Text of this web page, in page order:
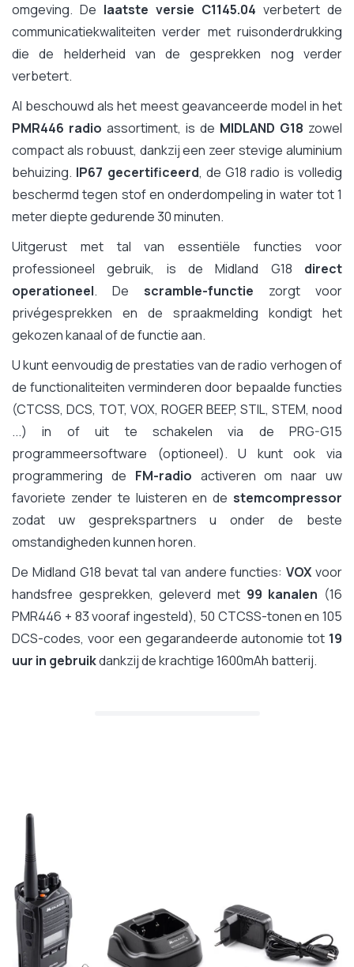
omgeving. De laatste versie C1145.04 verbetert de
communicatiekwaliteiten verder met ruisonderdrukking
die de helderheid van de gesprekken nog verder
verbetert.
Al beschouwd als het meest geavanceerde model in het
PMR446 radio assortiment, is de MIDLAND G18 zowel
compact als robuust, dankzij een zeer stevige aluminium
behuizing. IP67 gecertificeerd, de G18 radio is volledig
beschermd tegen stof en onderdompeling in water tot 1
meter diepte gedurende 30 minuten.
Uitgerust met tal van essentiële functies voor
professioneel gebruik, is de Midland G18 direct
operationeel. De scramble-functie zorgt voor
privégesprekken en de spraakmelding kondigt het
gekozen kanaal of de functie aan.
U kunt eenvoudig de prestaties van de radio verhogen of
de functionaliteiten verminderen door bepaalde functies
(CTCSS, DCS, TOT, VOX, ROGER BEEP, STIL, STEM, nood
...) in of uit te schakelen via de PRG-G15
programmeersoftware (optioneel). U kunt ook via
programmering de FM-radio activeren om naar uw
favoriete zender te luisteren en de stemcompressor
zodat uw gesprekspartners u onder de beste
omstandigheden kunnen horen.
De Midland G18 bevat tal van andere functies:VOX voor
handsfree gesprekken, geleverd met 99 kanalen (16
PMR446 + 83 vooraf ingesteld), 50 CTCSS-tonen en 105
DCS-codes, voor een gegarandeerde autonomie tot 19
uur in gebruikdankzij de krachtige 1600mAh batterij.